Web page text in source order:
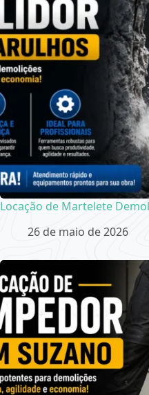
Locação de Martelete
26 de maio de 2026